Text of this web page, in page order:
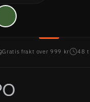
Gratis frakt over 999 kr 48 t